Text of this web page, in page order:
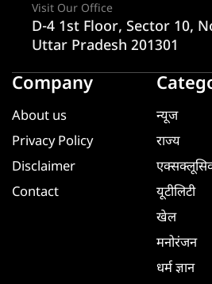
Visit Our Office
D-4 1st Floor, Sector 10,
Uttar Pradesh 201301
Company
About us
Privacy Policy
Disclaimer
Contact
न्यूज
राज्य
यूटीलिटी
खेल
मनोरंजन
धर्म ज्ञान